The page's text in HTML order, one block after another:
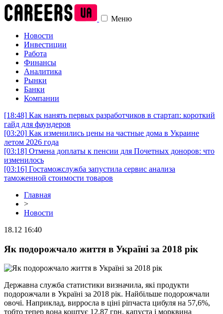
Меню
Новости
Инвестиции
Работа
Финансы
Аналитика
Рынки
Банки
Компании
[18:48] Как нанять первых разработчиков в стартап: короткий
гайд для фаундеров
[03:20] Как изменились цены на частные дома в Украине
летом 2026 года
[03:18] Отмена доплаты к пенсии для Почетных доноров: что
изменилось
[03:16] Гостаможслужба запустила сервис анализа
таможенной стоимости товаров
Главная
>
Новости
18.12 16:40
Як подорожчало життя в Україні за 2018 рік
Державна служба статистики визначила, які продукти
подорожчали в Україні за 2018 рік. Найбільше подорожчали
овочі. Наприклад, вирросла в ціні ріпчаста цибуля на 57,6%,
тобто тепер вона коштує 12,87 грн, капуста і морквина